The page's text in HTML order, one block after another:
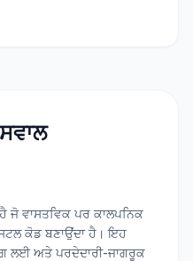
ਵਾਸਤਵਿਕ ਪਰ ਕਾਲਪਨਿਕ
ਕੋਡ ਬਣਾਉਂਦਾ ਹੈ। ਇਹ
ਲਈ ਅਤੇ ਪਰਦੇਦਾਰੀ-ਜਾਗਰੂਕ